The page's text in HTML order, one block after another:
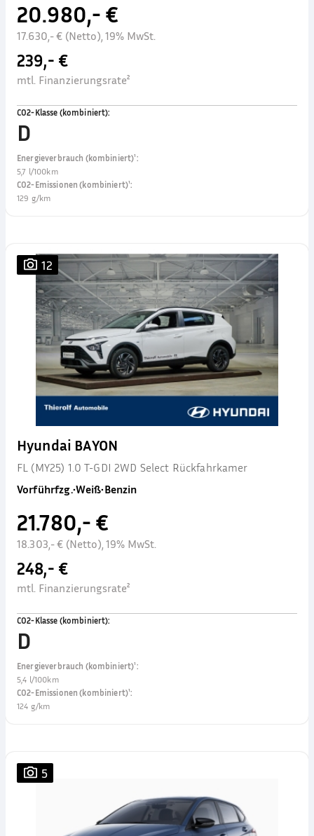
20.980,- €
17.630,- € (Netto), 19% MwSt.
239,- €
mtl. Finanzierungsrate²
CO2-Klasse (kombiniert):
D
Energieverbrauch (kombiniert)¹:
5,7 l/100km
CO2-Emissionen (kombiniert)¹:
129 g/km
12
Hyundai BAYON
FL (MY25) 1.0 T-GDI 2WD Select Rückfahrkamer
Vorführfzg.•Weiß•Benzin
21.780,- €
18.303,- € (Netto), 19% MwSt.
248,- €
mtl. Finanzierungsrate²
CO2-Klasse (kombiniert):
D
Energieverbrauch (kombiniert)¹:
5,4 l/100km
CO2-Emissionen (kombiniert)¹:
124 g/km
5